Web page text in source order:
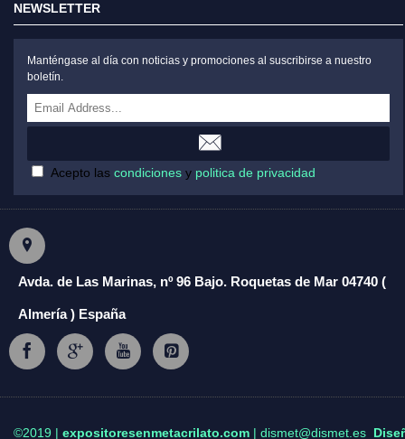
NEWSLETTER
Manténgase al día con noticias y promociones al suscribirse a nuestro
boletín.
Acepto las condiciones y politica de privacidad
Avda. de Las Marinas, nº 96 Bajo. Roquetas de Mar 04740 (
Almería ) España
©2019 | expositoresenmetacrilato.com | dismet@dismet.es